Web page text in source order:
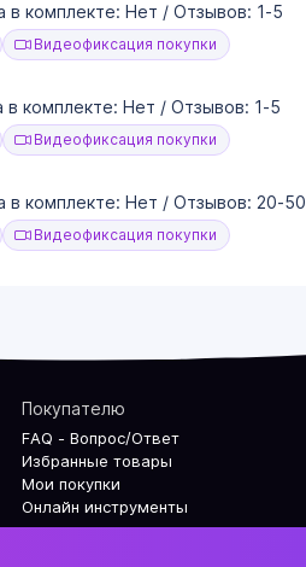
в комплекте: Нет / Отзывов: 1-5
Видеофиксация покупки
в комплекте: Нет / Отзывов: 1-5
Видеофиксация покупки
в комплекте: Нет / Отзывов: 20-50
Видеофиксация покупки
Покупателю
FAQ - Вопрос/Ответ
Избранные товары
Мои покупки
Онлайн инструменты